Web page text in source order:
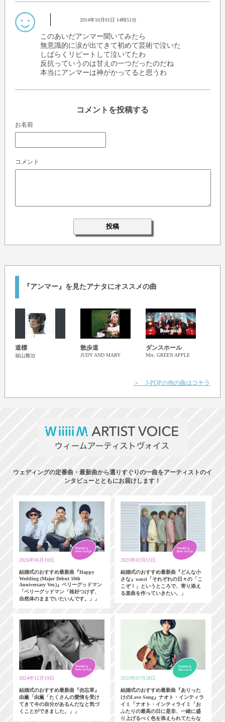
2014年10月01日 14時51分
このあいだアンマー聞いてみたら
無意識的に涙が出てきて初めて芸術で泣いた
しばらくリピートして泣いてたわ
反抗っていうのは甘えの一つだったのだね
本当にアンマーは神がかってると思うわ
コメントを投稿する
お名前
コメント
『アンマー』を見たアナタにオススメの曲
道標
福山雅治
散歩道
JUDY AND MARY
ダンスホール
Mrs. GREEN APPLE
＞ J-POPの他の曲はコチラ
ウェディングの定番曲・最新曲から選りすぐりの一曲をアーティストのイ
ンタビューとともにお届けします！
2026年06月10日
結婚式のおすすめ最新曲『Happy
Wedding (Major Debut 10th
Anniversary Ver.)』ベリーグッドマン
「ベリーグッドマン「格好つけず、
自然体のままでいたいんです。」」
2025年02月13日
結婚式のおすすめ最新曲『どんな小
さな』wacci「それぞれの日々の「こ
こぞ！」というところで、寄り添え
る楽曲を作っていきたい。」
2024年12月19日
結婚式のおすすめ最新曲『勿忘草』
由薫「由薫「たくさんの愛情を受け
てきて今の自分があるんだなと気づ
くことができました。」」
2023年07月28日
結婚式のおすすめ最新曲『ありった
けのLove Song』ナオト・インティラ
イミ「ナオト・インティライミ「お
ふたりの最高の日に是非、一緒に盛
り上げるべく色を添えられてたらな